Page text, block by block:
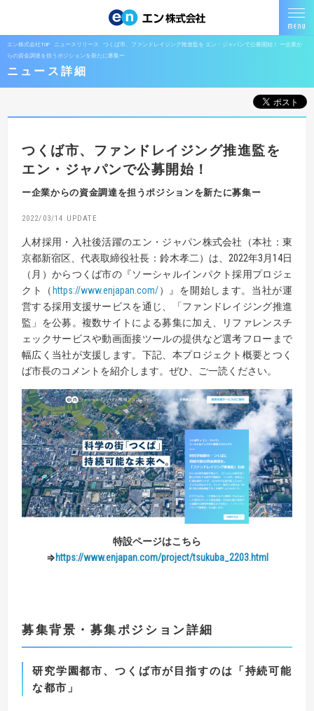
エン株式会社TOP ニュースリリース
つくば市、ファンドレイジング推進監を エン・ジャパンで公募開始！ ー企業か
らの資金調達を担うポジションを新たに募集ー
ニュース詳細
つくば市、ファンドレイジング推進監を
エン・ジャパンで公募開始！
ー企業からの資金調達を担うポジションを新たに募集ー
2022/03/14
人材採用・入社後活躍のエン・ジャパン株式会社（本社：東
京都新宿区、代表取締役社長：鈴木孝二）は、2022年3月14日
（月）からつくば市の『ソーシャルインパクト採用プロジェ
クト（https://www.enjapan.com/）』を開始します。当社が運
営する採用支援サービスを通じ、「ファンドレイジング推進
監」を公募。複数サイトによる募集に加え、リファレンスチ
ェックサービスや動画面接ツールの提供など選考フローまで
幅広く当社が支援します。下記、本プロジェクト概要とつく
ば市長のコメントを紹介します。ぜひ、ご一読ください。
特設ページはこちら
⇒https://www.enjapan.com/project/tsukuba_2203.html
募集背景・募集ポジション詳細
研究学園都市、つくば市が目指すのは「持続可能
な都市」